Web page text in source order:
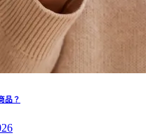
品？